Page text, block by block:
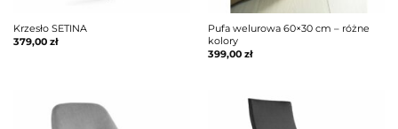
Krzesło SETINA
379,00 zł
Pufa welurowa 60×30 cm – różne
kolory
399,00 zł